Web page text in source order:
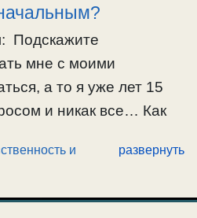
самости и гордыни,
и т.п., — то вот он
поста. Под постом же
проходимая борьба со
Подскажите
мне с моими
а то я уже лет 15
и никак все… Как
своим
начать? что делать?
подскажите
получается надо все
и
развернуть